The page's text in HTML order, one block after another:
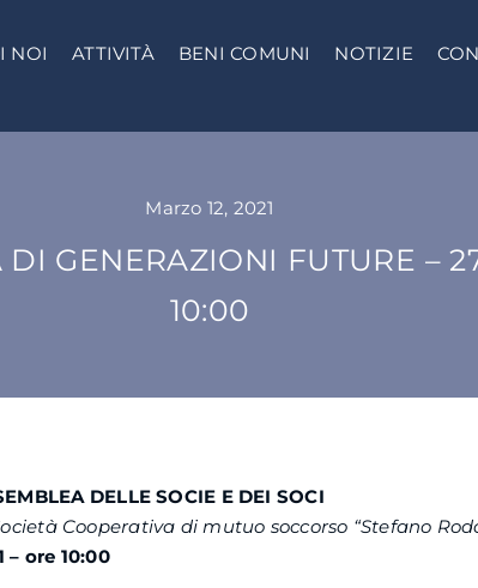
NOI ATTIVITÀ BENI COMUNI NOTIZIE
Marzo 12, 2021
GENERAZIONI FUTURE –
10:00
DELLE SOCIE E DEI SOCI
Cooperativa di mutuo soccorso “Stefano
– ore 10:00